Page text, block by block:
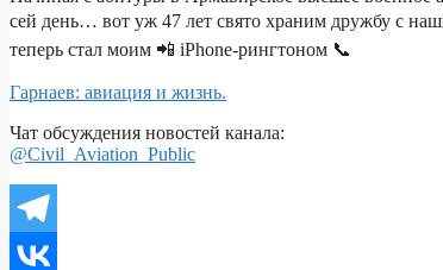
сей день… вот уж 47 лет свято храним дружбу с
теперь стал моим 📲 iPhone-рингтоном 📞
Гарнаев: авиация и жизнь.
Чат обсуждения новостей канала:
@Civil_Aviation_Public